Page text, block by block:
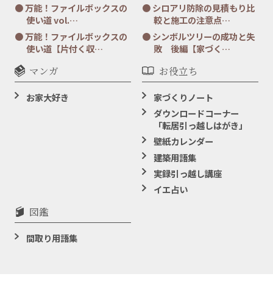
万能！ファイルボックスの
使い道 vol.…
万能！ファイルボックスの
使い道【片付く収…
シロアリ防除の見積もり比
較と施工の注意点…
シンボルツリーの成功と失
敗 後編【家づく…
マンガ
お家大好き
お役立ち
家づくりノート
ダウンロードコーナー
「転居引っ越しはがき」
壁紙カレンダー
建築用語集
実録引っ越し講座
イエ占い
図鑑
間取り用語集